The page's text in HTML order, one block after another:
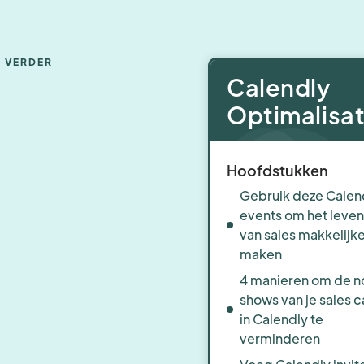
VERDER
Calendly
Hoofdstukken
Gebruik deze
events om het leven
van sales
maken
4 manieren om de
shows van je sales
in Calendly te
verminderen